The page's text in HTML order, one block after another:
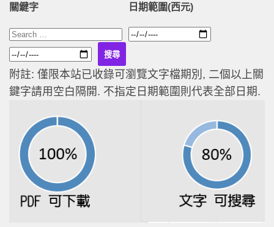
關鍵字 日期範圍(西元)
附註: 僅限本站已收錄可瀏覽文字檔期別, 二個以上關
鍵字請用空白隔開. 不指定日期範圍則代表全部日期.